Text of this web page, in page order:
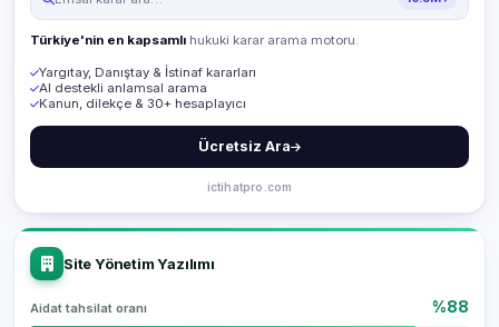
Türkiye'nin en kapsamlı hukuki karar arama motoru.
Yargıtay, Danıştay & İstinaf kararları
AI destekli anlamsal arama
Kanun, dilekçe & 30+ hesaplayıcı
Ücretsiz Ara
ictihatpro.com
Site Yönetim Yazılımı
Aidat tahsilat oranı %88